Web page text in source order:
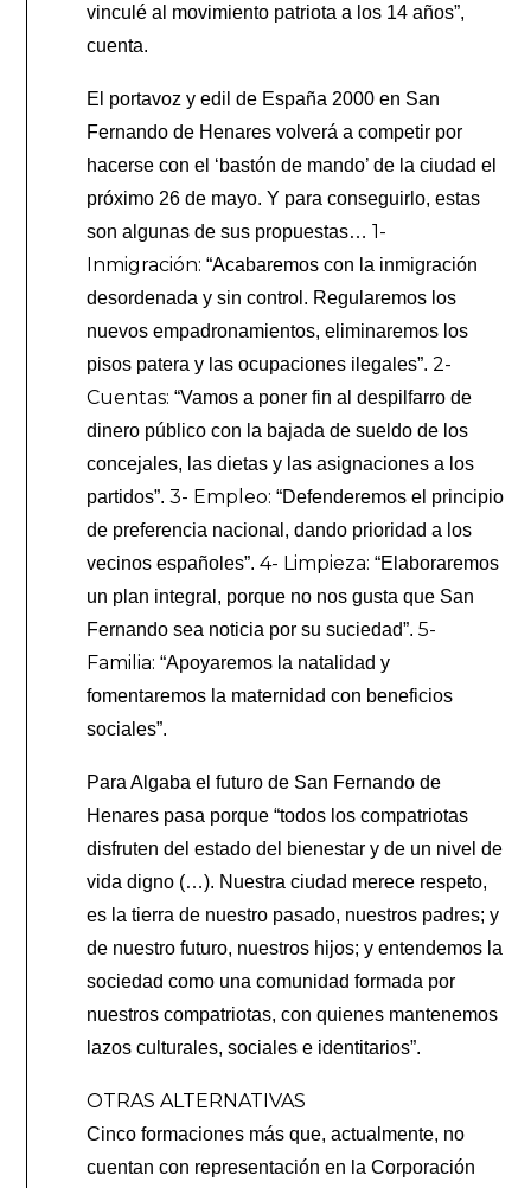
vinculé al movimiento patriota a los 14 años”,
cuenta.
El portavoz y edil de España 2000 en San
Fernando de Henares volverá a competir por
hacerse con el ‘bastón de mando’ de la ciudad el
próximo 26 de mayo. Y para conseguirlo, estas
son algunas de sus propuestas…1-
Inmigración: “Acabaremos con la inmigración
desordenada y sin control. Regularemos los
nuevos empadronamientos, eliminaremos los
pisos patera y las ocupaciones ilegales”.2-
Cuentas: “Vamos a poner fin al despilfarro de
dinero público con la bajada de sueldo de los
concejales, las dietas y las asignaciones a los
partidos”.3- Empleo:“Defenderemos el principio
de preferencia nacional, dando prioridad a los
vecinos españoles”.4- Limpieza: “Elaboraremos
un plan integral, porque no nos gusta que San
Fernando sea noticia por su suciedad”.5-
Familia:“Apoyaremos la natalidad y
fomentaremos la maternidad con beneficios
sociales”.
Para Algaba el futuro de San Fernando de
Henares pasa porque “todos los compatriotas
disfruten del estado del bienestar y de un nivel de
vida digno (…). Nuestra ciudad merece respeto,
es la tierra de nuestro pasado, nuestros padres; y
de nuestro futuro, nuestros hijos; y entendemos la
sociedad como una comunidad formada por
nuestros compatriotas, con quienes mantenemos
lazos culturales, sociales e identitarios”.
OTRAS ALTERNATIVAS
Cinco formaciones más que, actualmente, no
cuentan con representación en la Corporación